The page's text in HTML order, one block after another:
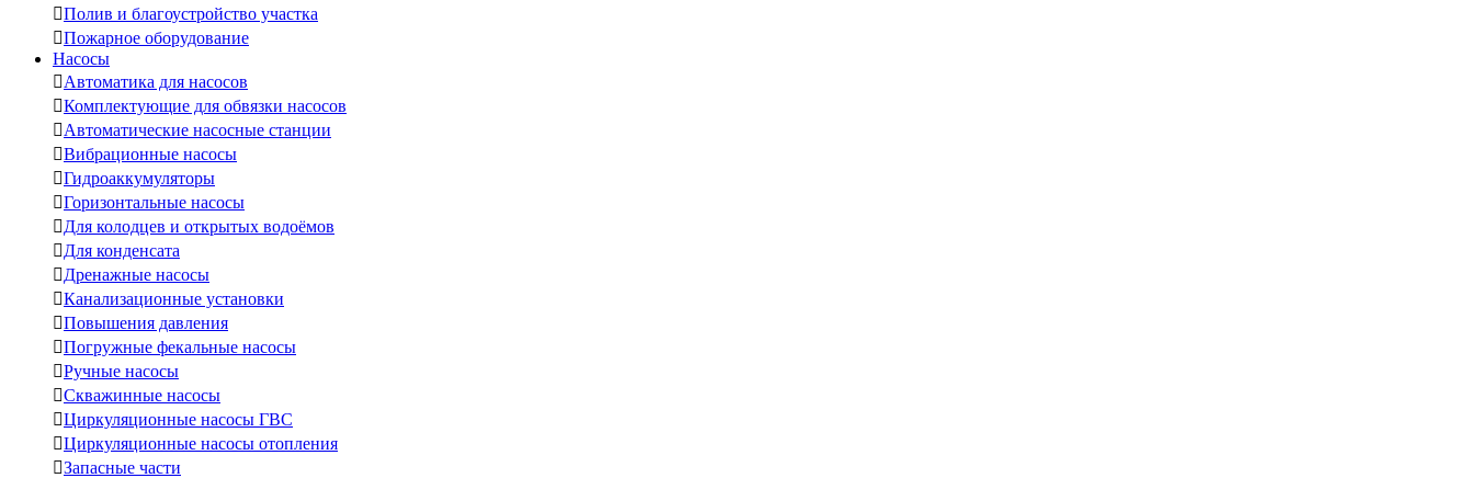
Полив и благоустройство участка
Пожарное оборудование
Насосы
Автоматика для насосов
Комплектующие для обвязки насосов
Автоматические насосные станции
Вибрационные насосы
Гидроаккумуляторы
Горизонтальные насосы
Для колодцев и открытых водоёмов
Для конденсата
Дренажные насосы
Канализационные установки
Повышения давления
Погружные фекальные насосы
Ручные насосы
Скважинные насосы
Циркуляционные насосы ГВС
Циркуляционные насосы отопления
Запасные части